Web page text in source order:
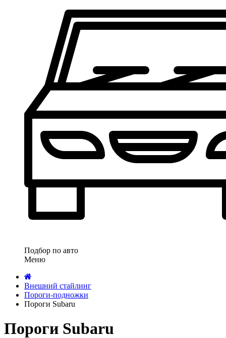
Подбор по авто
Меню
Внешний стайлинг
Пороги-подножки
Пороги Subaru
Пороги Subaru